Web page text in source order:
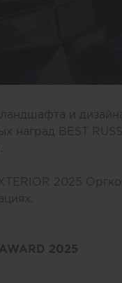
и
наград BEST
2025
2025